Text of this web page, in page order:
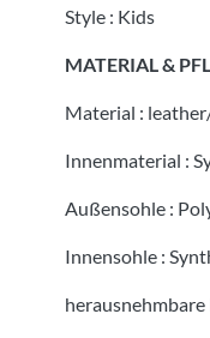
Style : Kids
MATERIAL &
Material :
Innenmaterial :
Außensohle :
Innensohle :
herausnehmbare